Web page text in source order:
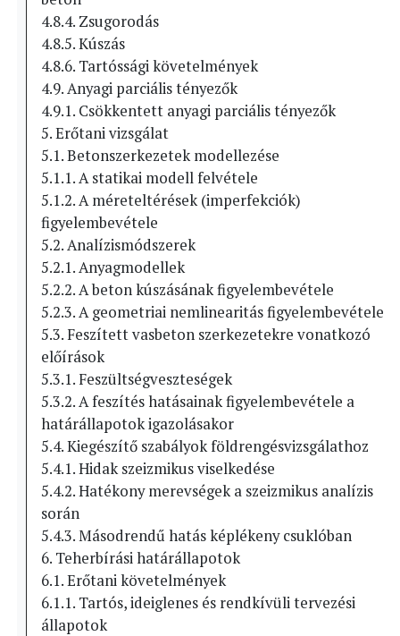
4.8.4. Zsugorodás
4.8.5. Kúszás
4.8.6. Tartóssági követelmények
4.9. Anyagi parciális tényezők
4.9.1. Csökkentett anyagi parciális tényezők
5. Erőtani vizsgálat
5.1. Betonszerkezetek modellezése
5.1.1. A statikai modell felvétele
5.1.2. A méreteltérések (imperfekciók)
figyelembevétele
5.2. Analízismódszerek
5.2.1. Anyagmodellek
5.2.2. A beton kúszásának figyelembevétele
5.2.3. A geometriai nemlinearitás figyelembevétele
5.3. Feszített vasbeton szerkezetekre vonatkozó
előírások
5.3.1. Feszültségveszteségek
5.3.2. A feszítés hatásainak figyelembevétele a
határállapotok igazolásakor
5.4. Kiegészítő szabályok földrengésvizsgálathoz
5.4.1. Hidak szeizmikus viselkedése
5.4.2. Hatékony merevségek a szeizmikus analízis
során
5.4.3. Másodrendű hatás képlékeny csuklóban
6. Teherbírási határállapotok
6.1. Erőtani követelmények
6.1.1. Tartós, ideiglenes és rendkívüli tervezési
állapotok